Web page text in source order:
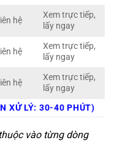
hệ
Xem trực tiếp,
lấy ngay
hệ
Xem trực tiếp,
lấy ngay
hệ
Xem trực tiếp,
lấy ngay
XỬ LÝ: 30-40 PHÚT)
vào từng dòng